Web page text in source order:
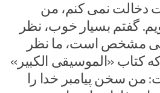
نمی کنم، من
گفتم بسیار خوب، نظر
مشخص است، ما نظر
کتاب «الموسیقی الکبیر»
من سخن پیامبر خدا را